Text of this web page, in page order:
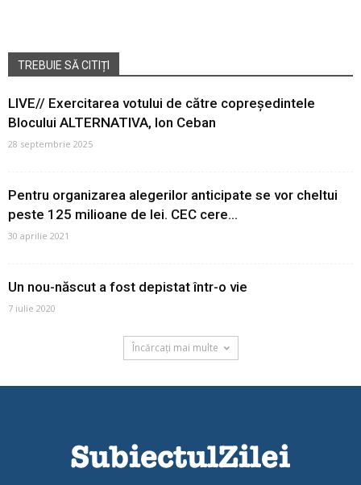
TREBUIE SĂ CITIȚI
LIVE// Exercitarea votului de către copreședintele
Blocului ALTERNATIVA, Ion Ceban
28 septembrie 2025
Pentru organizarea alegerilor anticipate se vor cheltui
peste 125 milioane de lei. CEC cere...
30 aprilie 2021
Un nou-născut a fost depistat într-o vie
7 iulie 2020
Încărcați mai multe